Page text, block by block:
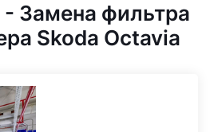
- Замена фильтра
Skoda Octavia